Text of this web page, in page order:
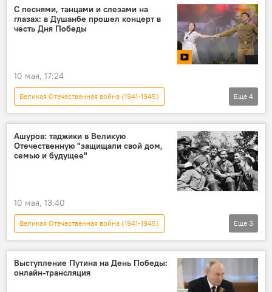
Таджикистан: свежие новости спорта
марафон
9 мая - День Победы в Великой Отечественной войне
81-летие Победы в Великой Отечественной войне
С песнями, танцами и слезами на
глазах: в Душанбе прошел концерт в
честь Дня Победы
10 мая, 17:24
Великая Отечественная война (1941-1945)
Новости Душанбе
Таджикистан
9 мая - День Победы в Великой Отечественной войне
81-летие Победы в Великой Отечественной войне
Еще 4
Ашуров: таджики в Великую
Отечественную "защищали свой дом,
семью и будущее"
10 мая, 13:40
Великая Отечественная война (1941-1945)
Таджикистан
9 мая - День Победы в Великой Отечественной войне
81-летие Победы в Великой Отечественной войне
Еще 3
Выступление Путина на День Победы:
онлайн-трансляция